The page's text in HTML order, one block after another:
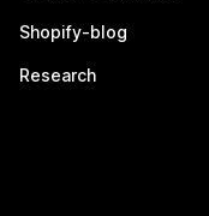
Shopify-blog
Research